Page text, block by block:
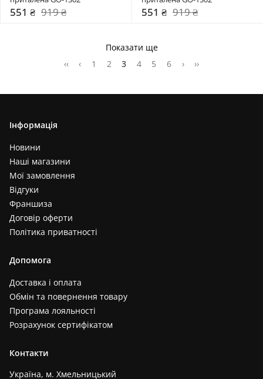
551 ₴ 919 ₴ 551 ₴ 919 ₴
Показати ще
‹‹
‹ 1 2 3 4 5 6 › ››
Інформація
Новини
Наші магазини
Мої замовлення
Відгуки
Франшиза
Договір оферти
Політика приватності
Допомога
Доставка і оплата
Обмін та повернення товару
Програма лояльності
Розрахунок сертифікатом
Контакти
Україна, м. Хмельницький